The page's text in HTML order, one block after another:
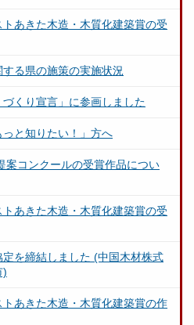
あきた木造・木質化建築賞の受
る県の施策の実施状況
づくり宣言」に参画しました
と知りたい！」方へ
案コンクールの受賞作品につい
あきた木造・木質化建築賞の受
を締結しました (中国木材株式
)
あきた木造・木質化建築賞の作